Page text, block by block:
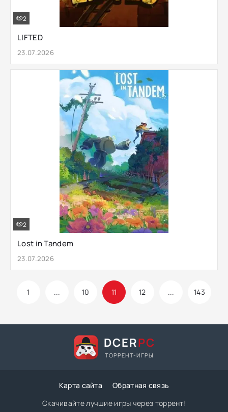
LIFTED
23.07.2026
2
Lost in Tandem
23.07.2026
2
1 ... 10 11 12 ... 143
DCERPC
ТОРРЕНТ-ИГРЫ
Карта сайта
Обратная связь
Скачивайте лучшие игры через торрент!